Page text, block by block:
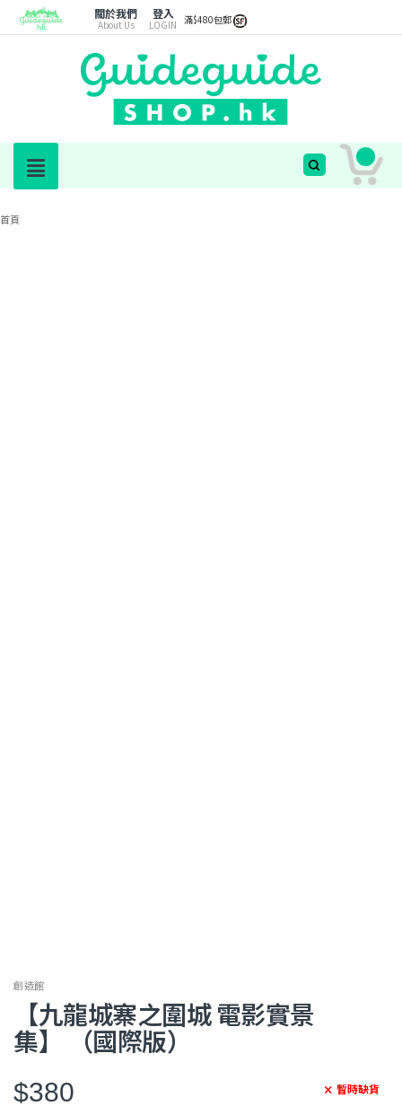
關於我們
About Us
登入
LOGIN 滿$480包郵
首頁
創造館
【九龍城寨之圍城 電影實景
集】 （國際版）
暫時缺貨
$380